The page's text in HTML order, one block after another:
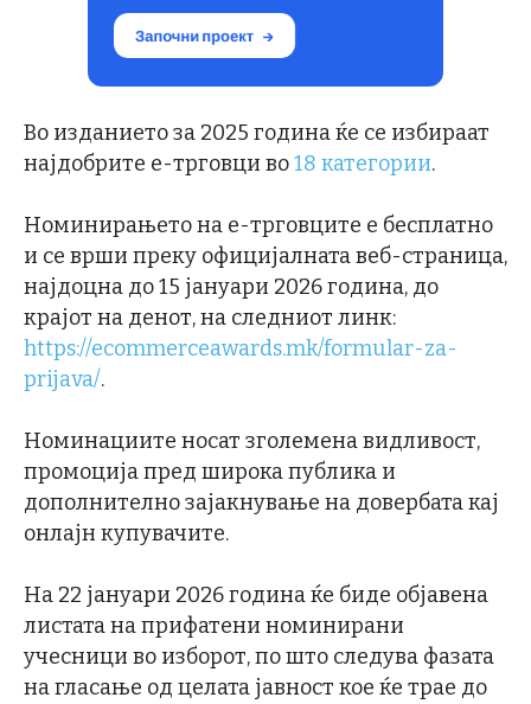
Во изданието за 2025 година ќе се избираат
најдобрите е-трговци во18 категории.
Номинирањето на е-трговците е бесплатно
и се врши преку официјалната веб-страница,
најдоцна до 15 јануари 2026 година, до
крајот на денот, на следниот линк:
https://ecommerceawards.mk/formular-za-
prijava/.
Номинациите носат зголемена видливост,
промоција пред широка публика и
дополнително зајакнување на довербата кај
онлајн купувачите.
На 22 јануари 2026 година ќе биде објавена
листата на прифатени номинирани
учесници во изборот, по што следува фазата
на гласање од целата јавност кое ќе трае до